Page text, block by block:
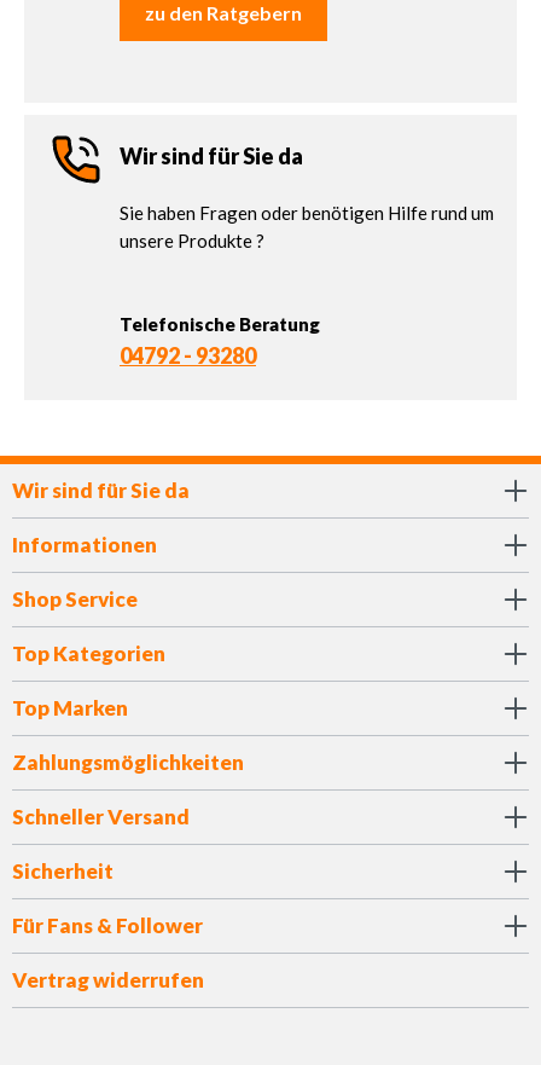
zu den Ratgebern
Wir sind für Sie da
Sie haben Fragen oder benötigen Hilfe rund um
unsere Produkte ?
Telefonische Beratung
04792 - 93280
Wir sind für Sie da
Informationen
Shop Service
Top Kategorien
Top Marken
Zahlungsmöglichkeiten
Schneller Versand
Sicherheit
Für Fans & Follower
Vertrag widerrufen